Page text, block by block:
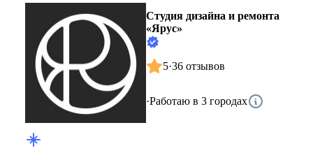
Студия дизайна и ремонта
«Ярус»
5·36 отзывов
·Работаю в 3 городах